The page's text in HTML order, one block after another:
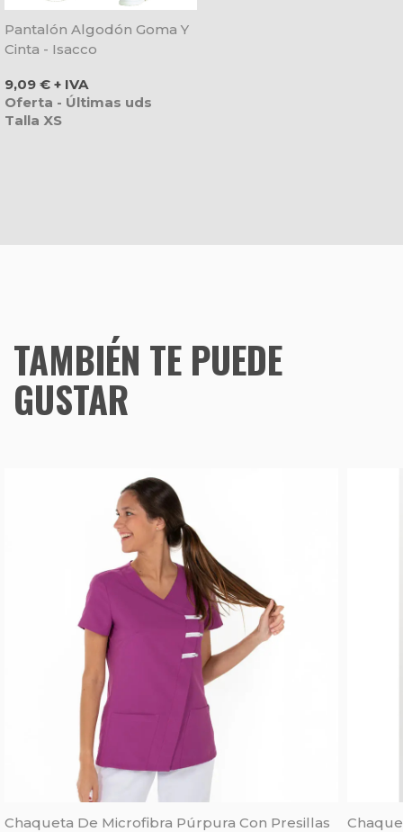
Pantalón Algodón Goma Y
Cinta - Isacco
Precio
9,09 € + IVA
Oferta - Últimas uds
Talla XS
TAMBIÉN TE PUEDE
GUSTAR
Chaqueta De Microfibra Púrpura Con Presillas